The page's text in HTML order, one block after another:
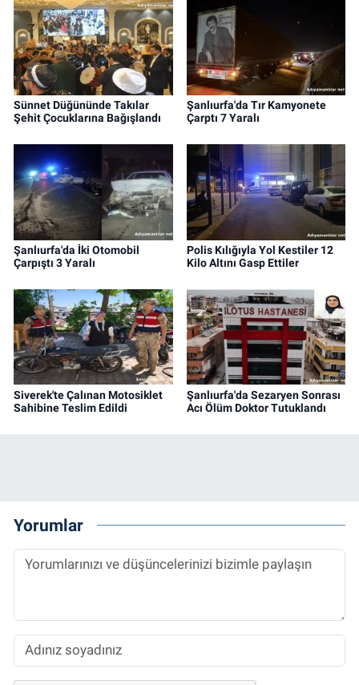
Sünnet Düğününde Takılar
Şehit Çocuklarına Bağışlandı
Şanlıurfa'da Tır Kamyonete
Çarptı 7 Yaralı
Şanlıurfa'da İki Otomobil
Çarpıştı 3 Yaralı
Polis Kılığıyla Yol Kestiler 12
Kilo Altını Gasp Ettiler
Siverek'te Çalınan Motosiklet
Sahibine Teslim Edildi
Şanlıurfa'da Sezaryen Sonrası
Acı Ölüm Doktor Tutuklandı
Yorumlar